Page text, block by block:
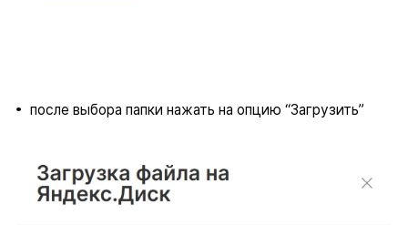
после выбора папки нажать на опцию “Загрузить”